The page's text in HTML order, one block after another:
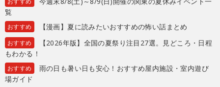
覧
おすすめ 【漫画】夏に読みたいおすすめの怖い話まとめ
おすすめ
【2026年版】全国の夏祭り注目27選。見どころ・日程
もわかる！
おすすめ
雨の日も暑い日も安心！おすすめ屋内施設・室内遊び
場ガイド